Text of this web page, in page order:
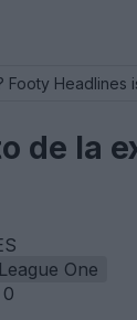
Footy Headlines
de la
One
0